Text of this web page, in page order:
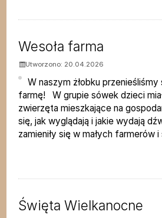
Wesoła farma
Utworzono: 20.04.2026
W naszym żłobku przenieśliśmy
farmę! W grupie sówek dzieci
zwierzęta mieszkające na
się, jak wyglądają i jakie wydają
zamieniły się w małych farmerów
Święta Wielkanocne